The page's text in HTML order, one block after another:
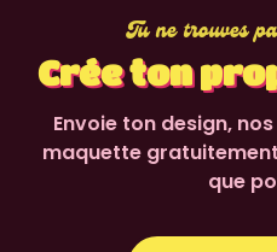
Tu ne trouves
Crée ton
Envoie ton design,
maquette
que